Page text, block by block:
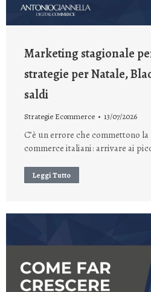
Marketing stagionale
strategie per Natale,
saldi
Strategie Ecommerce 13/07/2026
C’è un errore che commettono
commerce italiani: arrivare ai
Leggi Tutto